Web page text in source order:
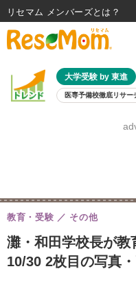
大学受験 by 東進
医専予備校徹底リサー
8月開
灘・和田学校長が教
10/30 2枚目の写真
教育・受験 その他
リセマム メンバーズ